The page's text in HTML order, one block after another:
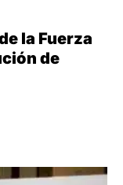
la Fuerza
de